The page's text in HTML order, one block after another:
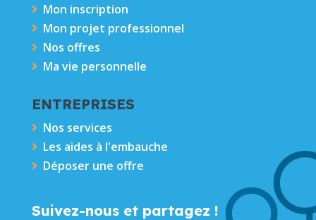
 Mon inscription
 Mon projet professionnel
 Nos offres
 Ma vie personnelle
ENTREPRISES
 Nos services
 Les aides à l'embauche
 Déposer une offre
Suivez-nous et partagez !